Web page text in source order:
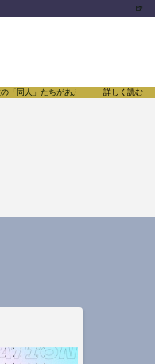
🍺
ちがあふれる東方Projectについて発
詳しく読む